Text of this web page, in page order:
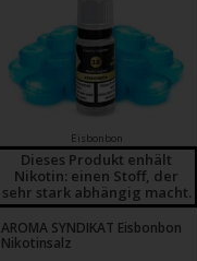
Eisbonbon
Dieses Produkt enhält
Nikotin: einen Stoff, der
sehr stark abhängig macht.
AROMA SYNDIKAT Eisbonbon
Nikotinsalz